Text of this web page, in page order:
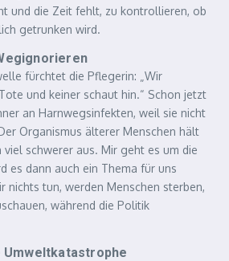
und die Zeit fehlt, zu kontrollieren, ob
getrunken wird.
fürchtet die Pflegerin: „Wir
und keiner schaut hin.“ Schon jetzt
an Harnwegsinfekten, weil sie nicht
Organismus älterer Menschen hält
schwerer aus. Mir geht es um die
es dann auch ein Thema für uns
nichts tun, werden Menschen sterben,
während die Politik